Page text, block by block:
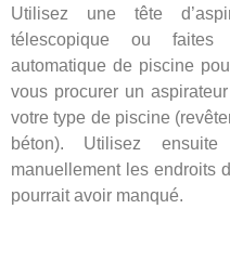
Utilisez une tête
télescopique ou faites
automatique de piscine
vous procurer un
votre type de piscine
béton). Utilisez
manuellement les endroits
pourrait avoir manqué.